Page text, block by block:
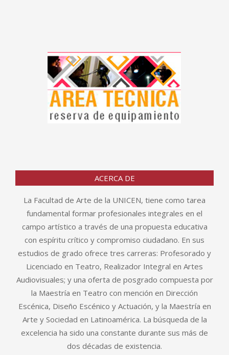
ACERCA DE
La Facultad de Arte de la UNICEN, tiene como tarea
fundamental formar profesionales integrales en el
campo artístico a través de una propuesta educativa
con espíritu crítico y compromiso ciudadano. En sus
estudios de grado ofrece tres carreras: Profesorado y
Licenciado en Teatro, Realizador Integral en Artes
Audiovisuales; y una oferta de posgrado compuesta por
la Maestría en Teatro con mención en Dirección
Escénica, Diseño Escénico y Actuación, y la Maestría en
Arte y Sociedad en Latinoamérica. La búsqueda de la
excelencia ha sido una constante durante sus más de
dos décadas de existencia.